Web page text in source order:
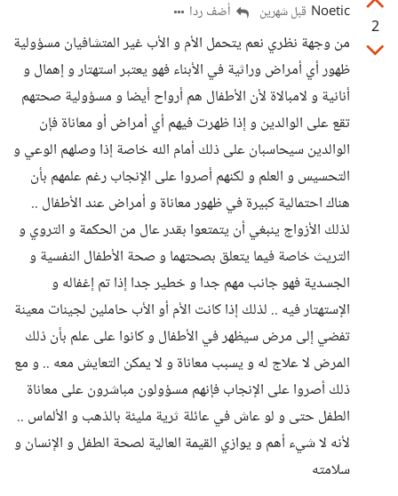
2
Noetic قبل شهرين أضف ردا
من وجهة نظري نعم يتحمل الأم و الأب غير المتشافيان مسؤولية
ظهور أي أمراض وراثية في الأبناء فهو يعتبر استهتار و إهمال و
أنانية و لامبالاة لأن الأطفال هم أرواح أيضا و مسؤولية صحتهم
تقع على الوالدين و إذا ظهرت فيهم أي أمراض أو معاناة فإن
الوالدين سيحاسبان على ذلك أمام الله خاصة إذا وصلهم الوعي و
التحسيس و العلم و لكنهم أصروا على الإنجاب رغم علمهم بأن
هناك احتمالية كبيرة في ظهور معاناة و أمراض عند الأطفال ..
لذلك الأزواج ينبغي أن يتمتعوا بقدر عال من الحكمة و التروي و
التريث خاصة فيما يتعلق بصحتهما و صحة الأطفال النفسية و
الجسدية فهو جانب مهم جدا و خطير جدا إذا تم إغفاله و
الإستهتار فيه .. لذلك إذا كانت الأم أو الأب حاملين لجينات معينة
تفضي إلى مرض سيظهر في الأطفال و كانوا على علم بأن ذلك
المرض لا علاج له و يسبب معاناة و لا يمكن التعايش معه .. و مع
ذلك أصروا على الإنجاب فإنهم مسؤولون مباشرون على معاناة
الطفل حتى و لو عاش في عائلة ثرية مليئة بالذهب و الألماس ..
لأنه لا شيء أهم و يوازي القيمة العالية لصحة الطفل و الإنسان و
سلامته